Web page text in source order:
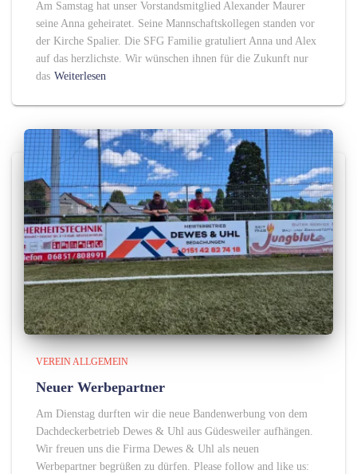
Am Samstag hat unser Vorstandsmitglied Alexander Maurer
seine Anna geheiratet. Seine Mannschaftskollegen standen vor
der Kirche Spalier. Die SFG Familie gratuliert Anna und Alex
auf das herzlichste. Wir wünschen ihnen für die Zukunft nur
das Weiterlesen
VEREIN ALLGEMEIN
Neuer Werbepartner
Am Dienstag durften wir die neue Bandenwerbung von dem
Dachdeckerbetrieb Dewes & Uhl aus Güdesweiler aufhängen.
Wir freuen uns die Firma Dewes & Uhl als neuen
Werbepartner begrüßen zu dürfen. Please follow and like us: